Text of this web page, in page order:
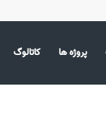
پروژه ها کاتالوگ